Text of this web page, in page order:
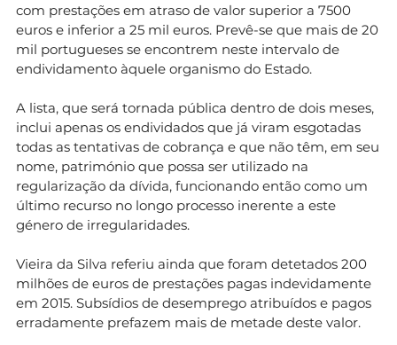
com prestações em atraso de valor superior a 7500
euros e inferior a 25 mil euros. Prevê-se que mais de 20
mil portugueses se encontrem neste intervalo de
endividamento àquele organismo do Estado.
A lista, que será tornada pública dentro de dois meses,
inclui apenas os endividados que já viram esgotadas
todas as tentativas de cobrança e que não têm, em seu
nome, património que possa ser utilizado na
regularização da dívida, funcionando então como um
último recurso no longo processo inerente a este
género de irregularidades.
Vieira da Silva referiu ainda que foram detetados 200
milhões de euros de prestações pagas indevidamente
em 2015. Subsídios de desemprego atribuídos e pagos
erradamente prefazem mais de metade deste valor.